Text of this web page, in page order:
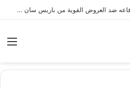
برشلونة يسعى لتعزيز دفاعه ضد العروض القوية من باريس سان جيرمان لنجم الأرجنتين